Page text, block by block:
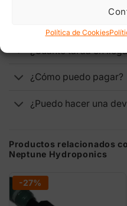
Política de Cookies
¿Cuánto tarda en
¿Cómo puedo pagar?
¿Puedo hacer una
Productos relacionados
Neptune Hydroponics
-27%